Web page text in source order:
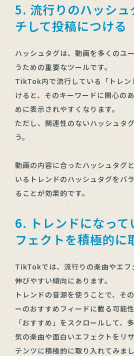
5. 流行りのハッシ
チして投稿につける
ハッシュタグは、動画を多くのユ
うための重要なツールです。
TikTok内で流行している「トレン
けると、そのキーワードに関心の
めに表示されやすくなります。
ただし、関連性のないハッシュタ
う。
動画の内容に合ったハッシュタグ
いるトレンドのハッシュタグをバ
ることが効果的です。
6. トレンドになっ
フェクトを積極的に
TikTokでは、流行りの楽曲やエフ
伸びやすい傾向にあります。
トレンドの音源を使うことで、そ
ーのおすすめフィードに載る可能
「おすすめ」をスクロールして、
気の楽曲や面白いエフェクトをリ
テンツに積極的に取り入れてみま